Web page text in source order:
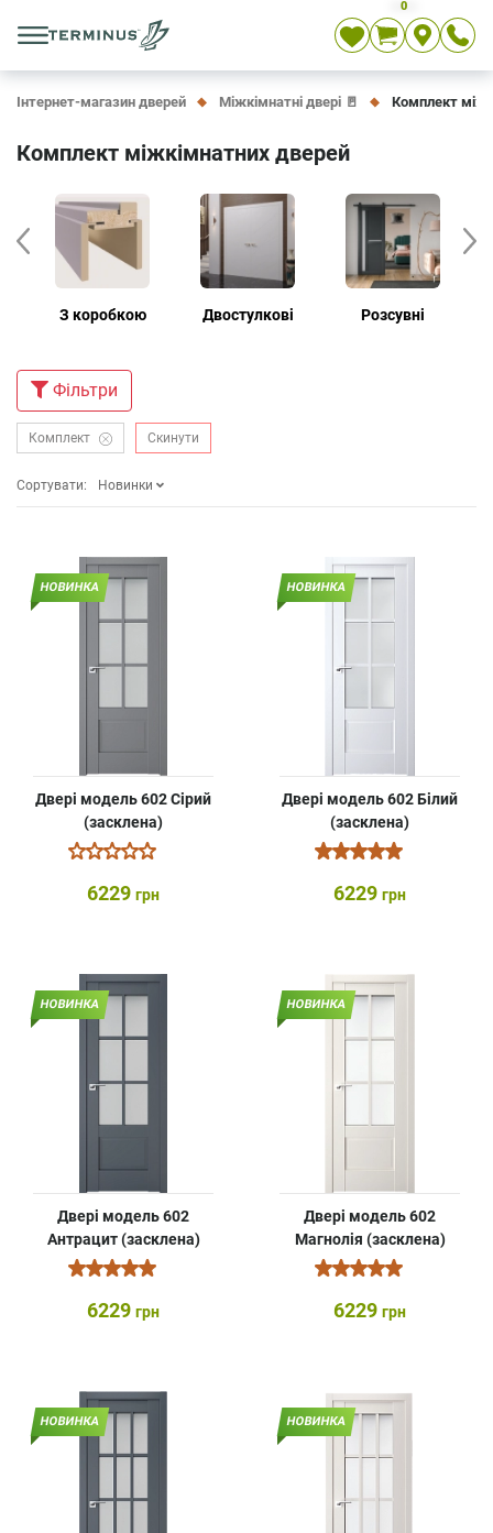
0
Інтернет-магазин дверей Міжкімнатні двері 🚪 Комплект
Комплект міжкімнатних дверей
З коробкою Двостулкові Розсувні
Фiльтри
Комплект Скинути
Сортувати: Новинки
НОВИНКА
Двері модель 602 Сірий
(засклена)
6229 грн
НОВИНКА
Двері модель 602 Білий
(засклена)
6229 грн
НОВИНКА
Двері модель 602
Антрацит (засклена)
6229 грн
НОВИНКА
Двері модель 602
Магнолія (засклена)
6229 грн
НОВИНКА НОВИНКА